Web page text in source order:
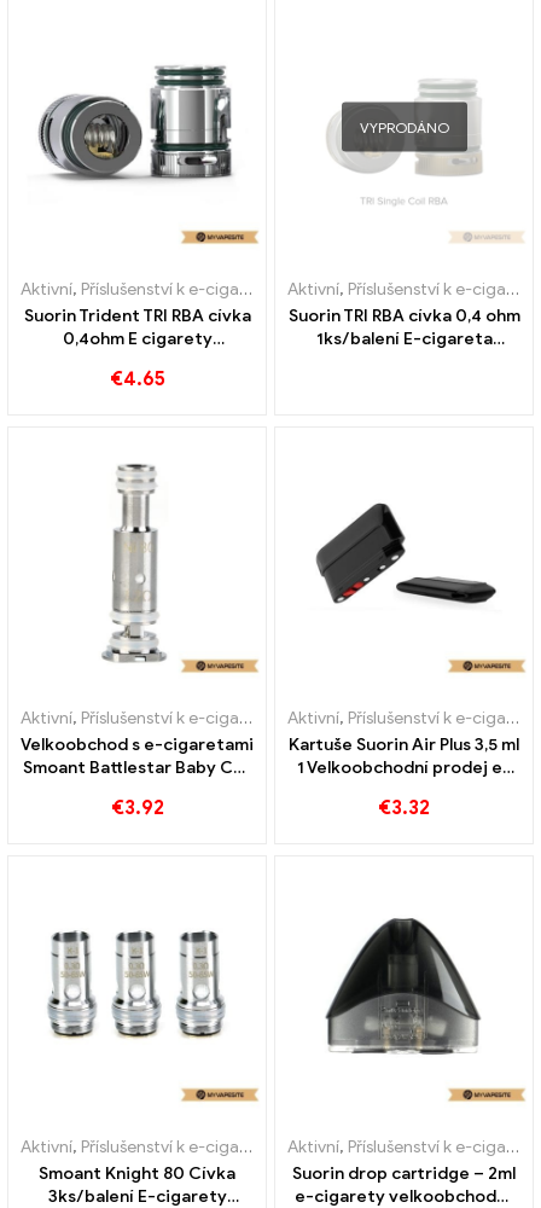
Aktivní, Příslušenství k e-cigaretám ,Výparník
Suorin Trident TRI RBA cívka
0,4ohm E cigarety
zakázku
€4.65
VYPRODÁNO
Aktivní, Příslušenství k e-cigaretám
Suorin TRI RBA cívka 0,4 ohm
1ks/balení E-cigareta
Aktivní, Příslušenství k e-cigaretám ,Výparník
Velkoobchod s e-cigaretami
Smoant Battlestar Baby Coil
€3.92
Aktivní, Příslušenství k e-cigaretám
Kartuše Suorin Air Plus 3,5 ml
1 Velkoobchodní prodej e-
€3.32
Aktivní, Příslušenství k e-cigaretám ,Výparník
Smoant Knight 80 Cívka
3ks/balení E-cigarety
Aktivní, Příslušenství k e-cigaretám
Suorin drop cartridge – 2ml
e-cigarety velkoobchod丨